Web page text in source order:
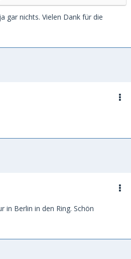
gar nichts. Vielen Dank für die
in Berlin in den Ring. Schön